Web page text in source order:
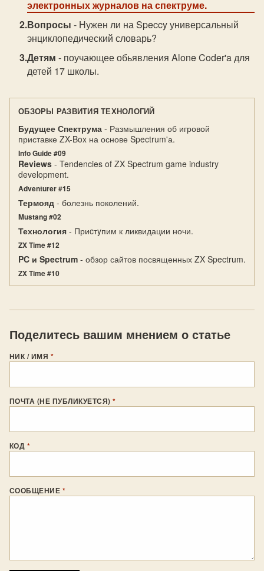
электронных журналов на спектруме.
Вопросы - Нужен ли на Speccy универсальный
энциклопедический словарь?
Детям - поучающее обьявления Alone Coder'a для
детей 17 школы.
ОБЗОРЫ РАЗВИТИЯ ТЕХНОЛОГИЙ
Будущее Спектрума - Размышления об игровой
приставке ZX-Box на основе Spectrum'а.
Info Guide #09
Reviews - Tendencies of ZX Spectrum game industry
development.
Adventurer #15
Термояд - болезнь поколений.
Mustang #02
Технология - Приcтyпим к ликвидации ночи.
ZX Time #12
PC и Spectrum - обзор сайтов посвященных ZX Spectrum.
ZX Time #10
Поделитесь вашим мнением о статье
НИК / ИМЯ *
ПОЧТА (НЕ ПУБЛИКУЕТСЯ)*
КОД *
СООБЩЕНИЕ *